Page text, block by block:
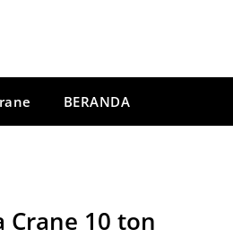
BERANDA
Crane 10 ton